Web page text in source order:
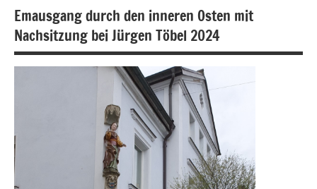
Aktuelles
Emausgang durch den inneren Osten mit
Nachsitzung bei Jürgen Töbel 2024